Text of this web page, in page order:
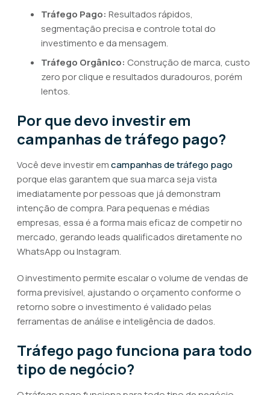
Tráfego Pago: Resultados rápidos,
segmentação precisa e controle total do
investimento e da mensagem.
Tráfego Orgânico: Construção de marca, custo
zero por clique e resultados duradouros, porém
lentos.
Por que devo investir em
campanhas de tráfego pago?
Você deve investir emcampanhas de tráfego pago
porque elas garantem que sua marca seja vista
imediatamente por pessoas que já demonstram
intenção de compra. Para pequenas e médias
empresas, essa é a forma mais eficaz de competir no
mercado, gerando leads qualificados diretamente no
WhatsApp ou Instagram.
O investimento permite escalar o volume de vendas de
forma previsível, ajustando o orçamento conforme o
retorno sobre o investimento é validado pelas
ferramentas de análise e inteligência de dados.
Tráfego pago funciona para todo
tipo de negócio?